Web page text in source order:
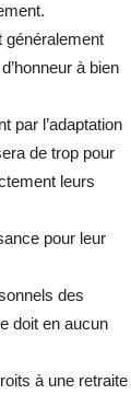
généralement
à bien
par l’adaptation
de trop pour
leurs
pour leur
des
doit en aucun
à une retraite